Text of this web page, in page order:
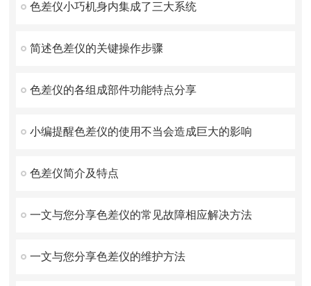
色差仪小巧机身内集成了三大系统
简述色差仪的关键操作步骤
色差仪的各组成部件功能特点分享
小编提醒色差仪的使用不当会造成巨大的影响
色差仪简介及特点
一文与您分享色差仪的常见故障相应解决方法
一文与您分享色差仪的维护方法